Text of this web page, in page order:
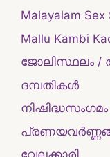
Malayalam Sex
Mallu Kambi
ജോലിസ്ഥലം /
ദമ്പതികള്‍
നിഷിദ്ധസംഗമം
വേലക്കാരി